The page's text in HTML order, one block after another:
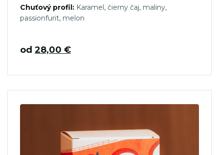
Chuťový profil: Karamel, čierny čaj, maliny,
passionfurit, melon
od 28,00 €